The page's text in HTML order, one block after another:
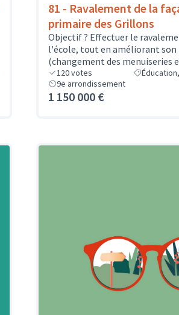
81 - Ravalement de la
primaire des Grillons
Objectif ? Effectuer le
l'école, tout en améliorant
(changement des menuiseries
120votes
9e arrondissement
1 150 000 €